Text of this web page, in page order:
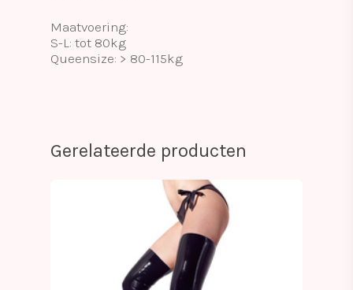
Maatvoering:
S-L: tot 80kg
Queensize: > 80-115kg
Gerelateerde producten